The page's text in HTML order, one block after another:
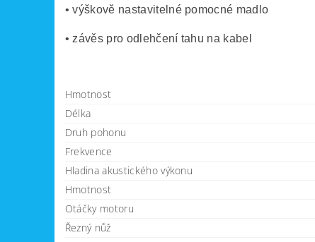
• výškově nastavitelné pomocné madlo
• závěs pro odlehčení tahu na kabel
Hmotnost
Délka
Druh pohonu
Frekvence
Hladina akustického výkonu
Hmotnost
Otáčky motoru
Řezný nůž